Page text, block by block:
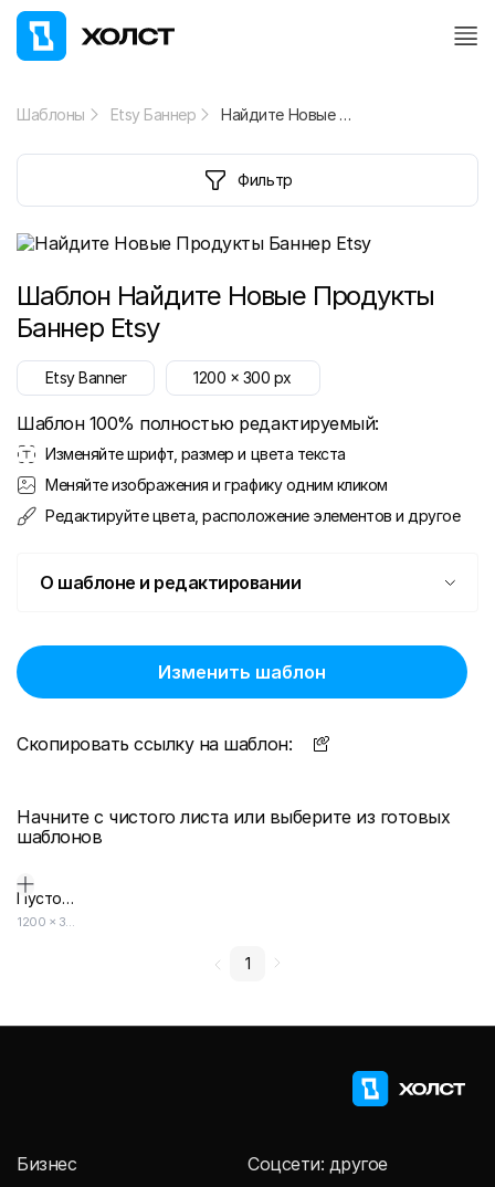
Шаблоны Etsy Баннер Найдите Новые Продукты Баннер Etsy
Фильтр
Шаблон Найдите Новые Продукты
Баннер Etsy
Etsy Banner 1200 x 300 px
Шаблон 100% полностью редактируемый:
Изменяйте шрифт, размер и цвета текста
Меняйте изображения и графику одним кликом
Редактируйте цвета, расположение элементов и другое
О шаблоне и редактировании
Изменить шаблон
Скопировать ссылку на шаблон:
Начните с чистого листа или выберите из готовых
шаблонов
Пустой дизайн-макет
1200 × 300
1
Бизнес Соцсети: другое